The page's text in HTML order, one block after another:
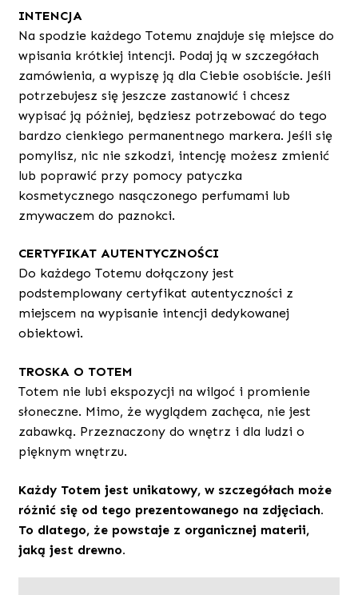
INTENCJA
Na spodzie każdego Totemu znajduje się miejsce do
wpisania krótkiej intencji. Podaj ją w szczegółach
zamówienia, a wypiszę ją dla Ciebie osobiście. Jeśli
potrzebujesz się jeszcze zastanowić i chcesz
wypisać ją póżniej, będziesz potrzebować do tego
bardzo cienkiego permanentnego markera. Jeśli się
pomylisz, nic nie szkodzi, intencję możesz zmienić
lub poprawić przy pomocy patyczka
kosmetycznego nasączonego perfumami lub
zmywaczem do paznokci.
CERTYFIKAT AUTENTYCZNOŚCI
Do każdego Totemu dołączony jest
podstemplowany certyfikat autentyczności z
miejscem na wypisanie intencji dedykowanej
obiektowi.
TROSKA O TOTEM
Totem nie lubi ekspozycji na wilgoć i promienie
słoneczne. Mimo, że wyglądem zachęca, nie jest
zabawką. Przeznaczony do wnętrz i dla ludzi o
pięknym wnętrzu.
Każdy Totem jest unikatowy, w szczegółach może
różnić się od tego prezentowanego na zdjęciach.
To dlatego, że powstaje z organicznej materii,
jaką jest drewno.